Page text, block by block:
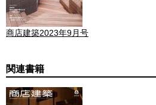
商店建築2023年9月号
関連書籍